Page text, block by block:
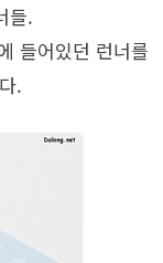
들.
들어있던 런너를
.